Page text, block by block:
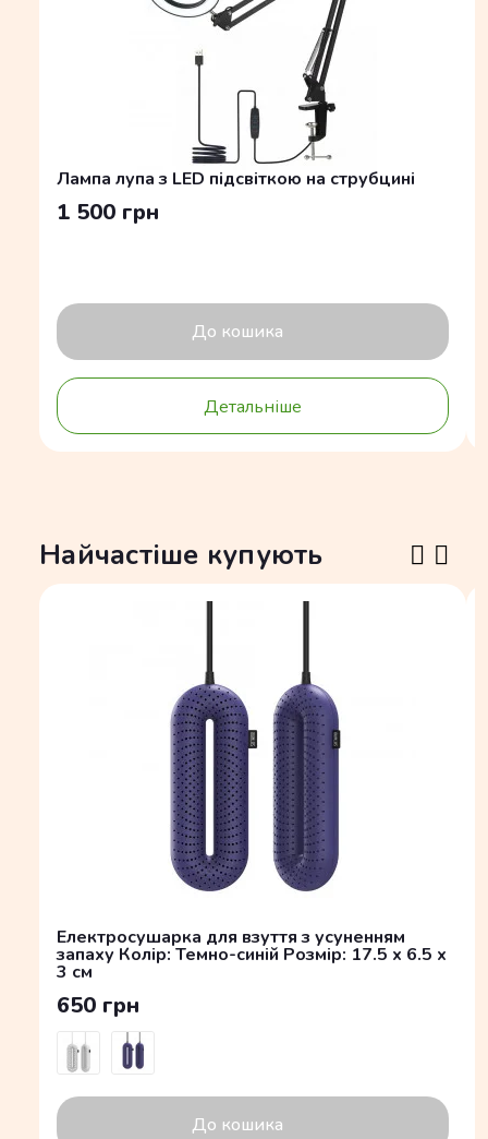
Лампа лупа з LED підсвіткою на струбцині
1 500 грн
До кошика
Детальніше
Найчастіше купують
Електросушарка для взуття з усуненням
запаху Колір: Темно-синій Розмір: 17.5 x 6.5 x
3 см
650 грн
До кошика